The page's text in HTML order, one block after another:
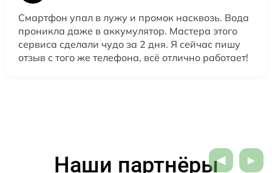
Смартфон упал в лужу и промок насквозь. Вода
проникла даже в аккумулятор. Мастера этого
сервиса сделали чудо за 2 дня. Я сейчас пишу
отзыв с того же телефона, всё отлично работает!
Наши партнёры